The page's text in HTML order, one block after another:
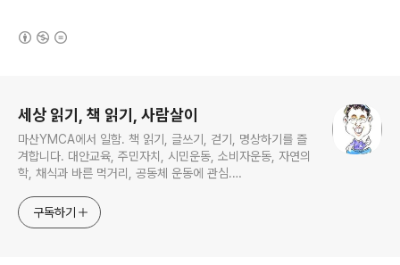
세상 읽기, 책 읽기, 사람살이
마산YMCA에서 일함. 책 읽기, 글쓰기, 걷기, 명상하기를 즐
겨합니다. 대안교육, 주민자치, 시민운동, 소비자운동, 자연의
학, 채식과 바른 먹거리, 공동체 운동에 관심.
http://www.facebook.com/ymcaman
구독하기